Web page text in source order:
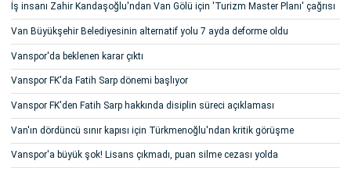
İş insanı Zahir Kandaşoğlu'ndan Van Gölü için 'Turizm Master Planı' çağrısı
Van Büyükşehir Belediyesinin alternatif yolu 7 ayda deforme oldu
Vanspor'da beklenen karar çıktı
Vanspor FK'da Fatih Sarp dönemi başlıyor
Vanspor FK'den Fatih Sarp hakkında disiplin süreci açıklaması
Van'ın dördüncü sınır kapısı için Türkmenoğlu'ndan kritik görüşme
Vanspor'a büyük şok! Lisans çıkmadı, puan silme cezası yolda